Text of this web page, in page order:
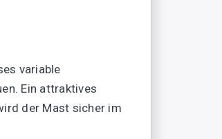
variable
Ein attraktives
der Mast sicher im